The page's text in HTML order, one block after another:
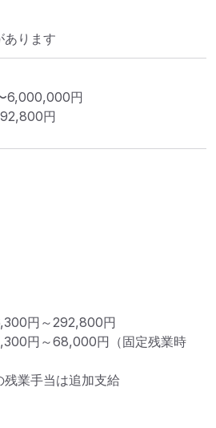
あります
6,000,000円
円
円～292,800円
円～68,000円（固定残業時
業手当は追加支給